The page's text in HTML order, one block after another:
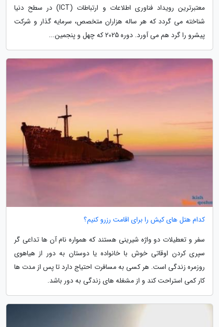
معتبرترین رویداد فناوری اطلاعات و ارتباطات (ICT) در سطح دنیا
شناخته می گردد که هر ساله هزاران متخصص، سرمایه گذار و شرکت
پیشرو را گرد هم می آورد. دوره 2025 که چهل و پنجمین...
کدام هتل های کیش را برای اقامت رزرو کنیم؟
سفر و تعطیلات دو واژه شیرینی هستند که همواره نام آن ها تداعی گر
سپری کردن اوقاتی خوش با خانواده یا دوستان به دور از هیاهوی
روزمره زندگی است. هر کسی به مسافرت احتیاج دارد تا پس از مدت ها
کار کمی استراحت کند و از مشغله های زندگی به دور باشد.